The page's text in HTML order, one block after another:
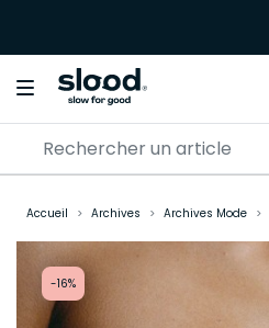
Accueil Archives Archives Mode
-16%